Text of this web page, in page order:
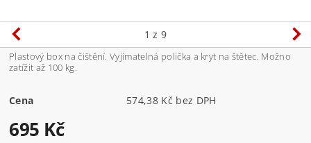
1 z 9
Plastový box na čištění. Vyjímatelná polička a kryt na štětec. Možno
zatížit až 100 kg.
Cena 574,38 Kč bez DPH
695 Kč